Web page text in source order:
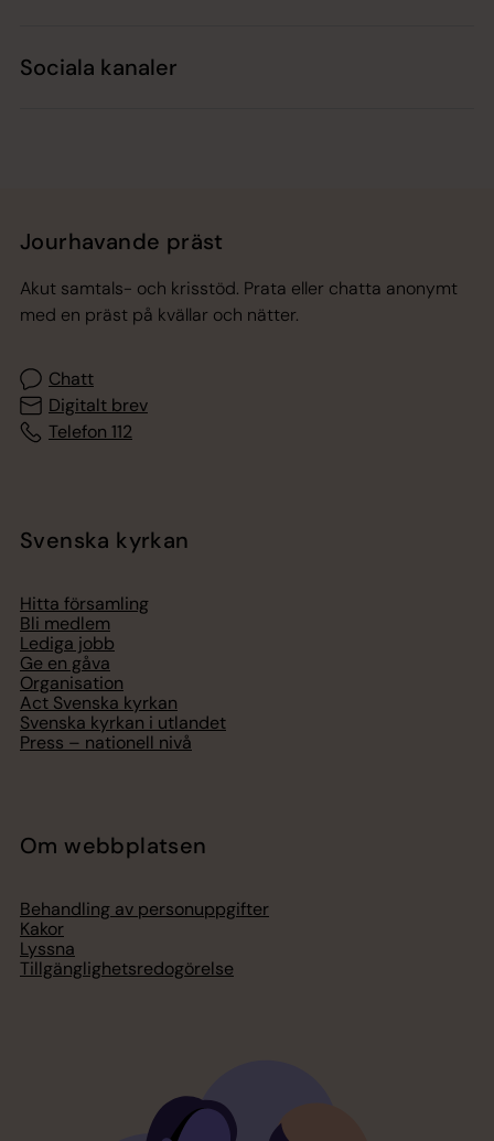
Sociala kanaler
Jourhavande präst
Akut samtals- och krisstöd. Prata eller chatta anonymt
med en präst på kvällar och nätter.
Chatt
Digitalt brev
Telefon 112
Svenska kyrkan
Hitta församling
Bli medlem
Lediga jobb
Ge en gåva
Organisation
Act Svenska kyrkan
Svenska kyrkan i utlandet
Press – nationell nivå
Om webbplatsen
Behandling av personuppgifter
Kakor
Lyssna
Tillgänglighetsredogörelse